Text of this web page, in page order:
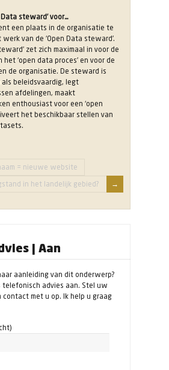
Data steward’ voor…
een plaats in de organisatie te
van de ‘Open Data steward’.
zet zich maximaal in voor de
‘open data proces’ en voor de
de organisatie. De steward is
beleidsvaardig, legt
afdelingen, maakt
enthousiast voor een ‘open
het beschikbaar stellen van
= nieuwe website
in het landelijk gebied?
| Aan
aanleiding van dit onderwerp?
telefonisch advies aan. Stel uw
contact met u op. Ik help u graag